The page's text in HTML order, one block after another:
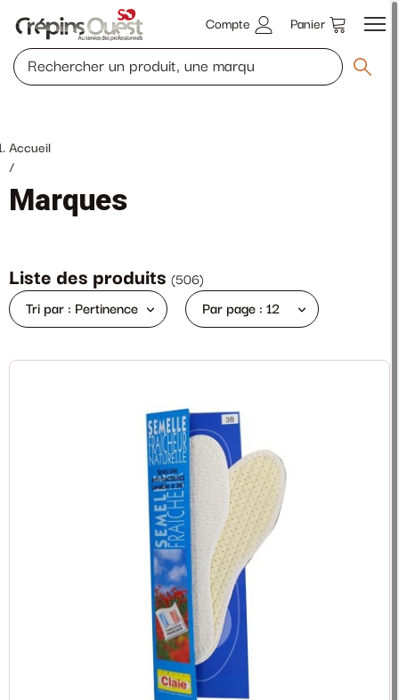
Compte Panier
Accueil
/
Marques
Liste des produits (506)
Tri par : Pertinence Par page : 12